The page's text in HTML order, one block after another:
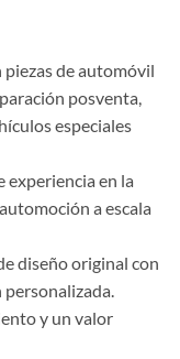
de automóvil
posventa,
especiales
experiencia en la
a escala
diseño original con
y un valor